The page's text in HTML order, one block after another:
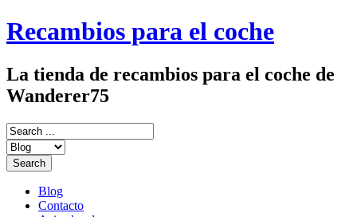
Recambios para el coche
La tienda de recambios para el coche de
Wanderer75
Blog
Contacto